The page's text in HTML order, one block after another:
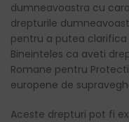
dumneavoastra cu
drepturile
pentru a putea
Bineinteles ca aveti
Romane pentru
europene de
Aceste drepturi pot fi